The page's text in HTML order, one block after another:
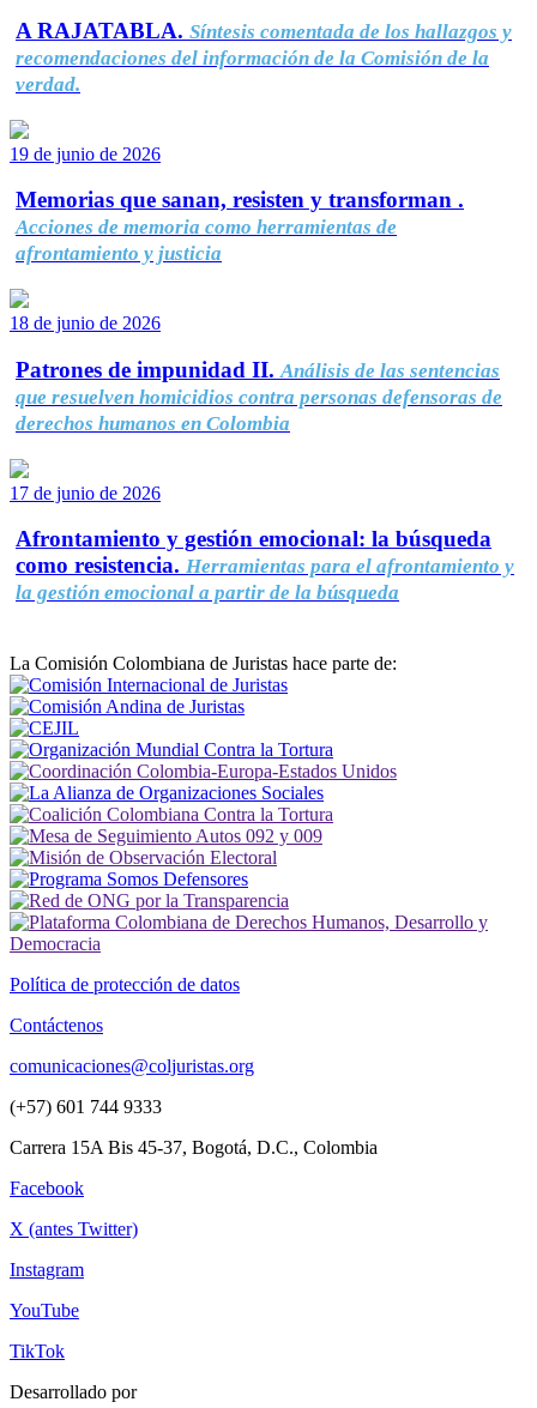
A RAJATABLA. Síntesis comentada de los hallazgos y
recomendaciones del información de la Comisión de la
verdad.
19 de junio de 2026
Memorias que sanan, resisten y transforman .
Acciones de memoria como herramientas de
afrontamiento y justicia
18 de junio de 2026
Patrones de impunidad II. Análisis de las sentencias
que resuelven homicidios contra personas defensoras de
derechos humanos en Colombia
17 de junio de 2026
Afrontamiento y gestión emocional: la búsqueda
como resistencia. Herramientas para el afrontamiento y
la gestión emocional a partir de la búsqueda
La Comisión Colombiana de Juristas hace parte de:
Política de protección de datos
Contáctenos
comunicaciones@coljuristas.org
(+57) 601 744 9333
Carrera 15A Bis 45-37, Bogotá, D.C., Colombia
Facebook
X (antes Twitter)
Instagram
YouTube
TikTok
Desarrollado por